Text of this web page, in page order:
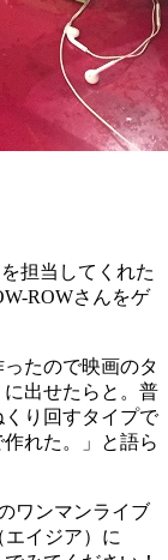
担当してくれた
ROWさんをゲ
たので映画のタ
出せたらと。普
り回すタイプで
れた。」と語ら
ワンマンライブ
エイジア）に